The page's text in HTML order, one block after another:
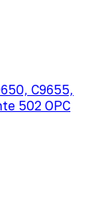
C9655,
502 OPC